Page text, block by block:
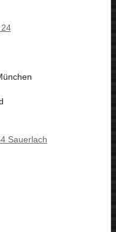
Sauerlach